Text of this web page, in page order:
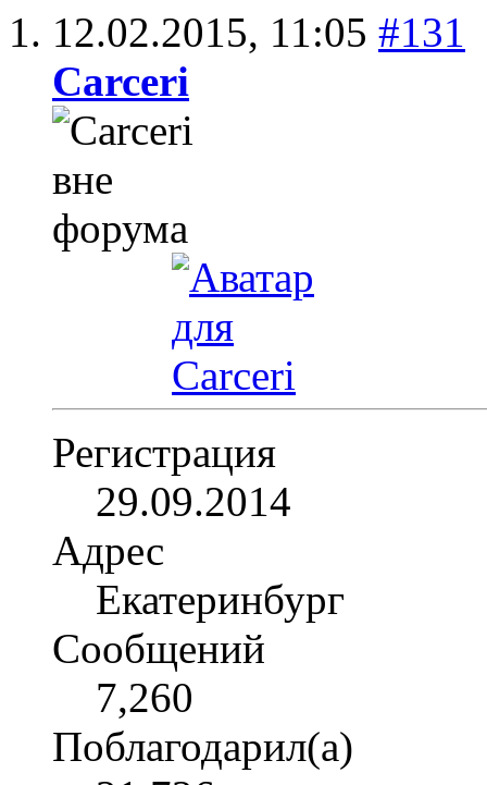
12.02.2015, 11:05 #131
Carceri
Регистрация
29.09.2014
Адрес
Екатеринбург
Сообщений
7,260
Поблагодарил(а)